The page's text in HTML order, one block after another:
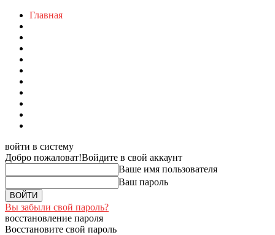
Главная
войти в систему
Добро пожаловат!Войдите в свой аккаунт
Ваше имя пользователя
Ваш пароль
Вы забыли свой пароль?
восстановление пароля
Восстановите свой пароль